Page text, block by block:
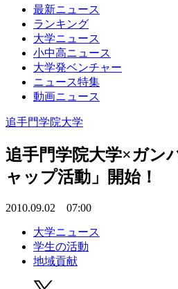
最新ニュース
ランキング
大学ニュース
小中高ニュース
大学発ベンチャー
ニュース特集
動画ニュース
追手門学院大学
追手門学院大学×ガン
ャップ活動」開始！
2010.09.02 07:00
大学ニュース
学生の活動
地域貢献